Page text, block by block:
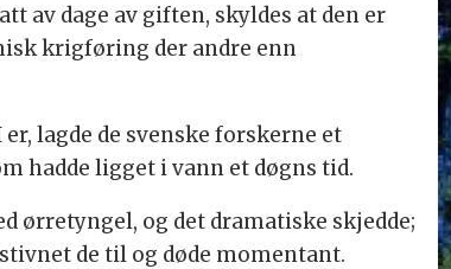
av dage av giften, skyldes at den er
krigføring der andre enn
lagde de svenske forskerne et
hadde ligget i vann et døgns tid.
ørretyngel, og det dramatiske skjedde;
de til og døde momentant.